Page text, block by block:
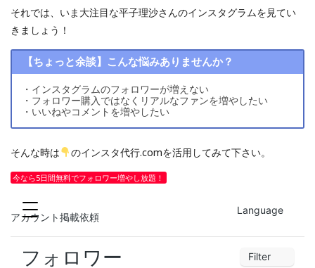
それでは、いま大注目な平子理沙さんのインスタグラムを見てい
きましょう！
【ちょっと余談】こんな悩みありませんか？
・インスタグラムのフォロワーが増えない
・フォロワー購入ではなくリアルなファンを増やしたい
・いいねやコメントを増やしたい
そんな時は のインスタ代行.comを活用してみて下さい。
今なら5日間無料でフォロワー増やし放題！